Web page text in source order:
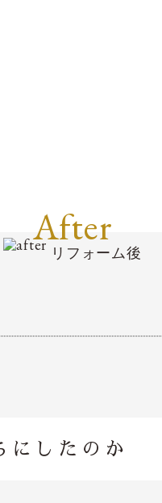
After
リフォーム後
にしたのか